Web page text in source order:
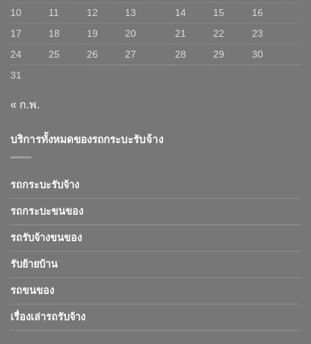
10
11 12 13 14 15
16
17
18 19 20 21 22
23
24
25 26 27 28 29
30
31
« ก.พ.
บริการทั้งหมดของรถกระบะรับจ้าง
รถกระบะรับจ้าง
รถกระบะขนของ
รถรับจ้างขนของ
รับย้ายบ้าน
รถขนของ
เรื่องเล่ารถรับจ้าง